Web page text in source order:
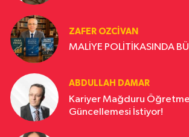
ZAFER OZCIVAN
MALİYE POLİTİKASINDA
ABDULLAH DAMAR
Kariyer Mağduru
Güncellemesi İstiyor!